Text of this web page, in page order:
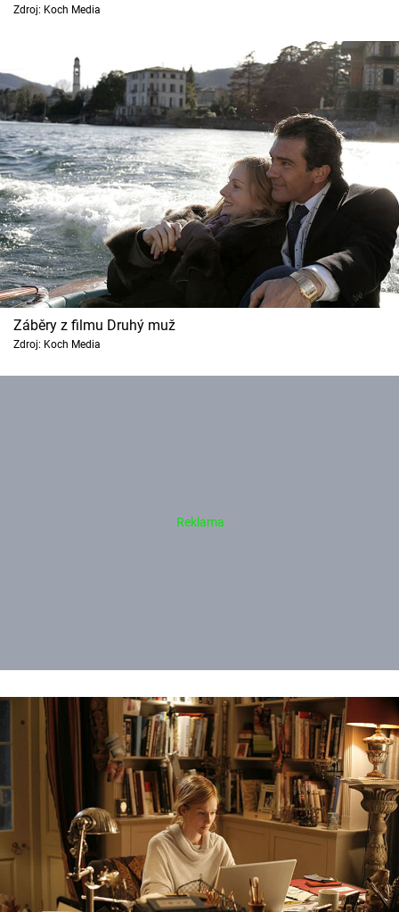
Cool Esport
Pořady
TV Program
Sledujte prima+
Přihlášení
Sledujte nás
Zdroj: Koch Media
Záběry z filmu Druhý muž
Zdroj: Koch Media